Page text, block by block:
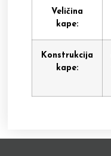
Veličina
kape:
Konstrukcija
kape: